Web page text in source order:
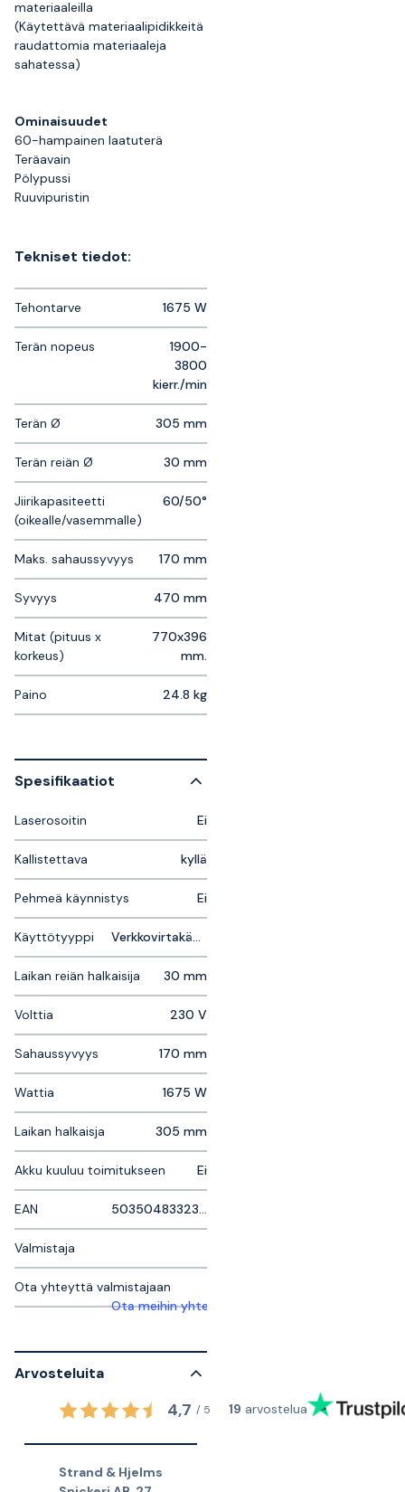
materiaaleilla
(Käytettävä materiaalipidikkeitä
raudattomia materiaaleja
sahatessa)
Ominaisuudet
60-hampainen laatuterä
Teräavain
Pölypussi
Ruuvipuristin
Tekniset tiedot:
Tehontarve 1675 W
Terän nopeus
1900-
3800
kierr./min
Terän Ø 305 mm
Terän reiän Ø 30 mm
Jiirikapasiteetti
(oikealle/vasemmalle)
60/50°
Maks. sahaussyvyys 170 mm
Syvyys 470 mm
Mitat (pituus x
korkeus)
770x396
mm.
Paino 24.8 kg
Spesifikaatiot
Laserosoitin Ei
Kallistettava kyllä
Pehmeä käynnistys Ei
Käyttötyyppi
Laikan reiän halkaisija 30 mm
Volttia 230 V
Sahaussyvyys 170 mm
Wattia 1675 W
Laikan halkaisja 305 mm
Akku kuuluu toimitukseen Ei
EAN
Valmistaja
Ota yhteyttä valmistajaan
Ota meihin yhteyttä saadaksesi lisätietoja
Arvosteluita
4,7 / 5 19 arvostelua
Strand & Hjelms